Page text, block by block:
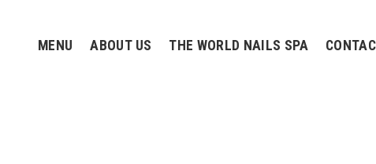
MENU ABOUT US THE WORLD NAILS SPA